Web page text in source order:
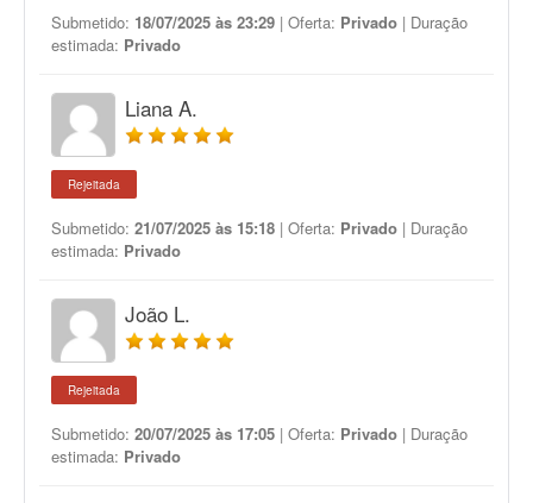
Submetido: 18/07/2025 às 23:29 | Oferta: Privado | Duração
estimada: Privado
Liana A.
Rejeitada
Submetido: 21/07/2025 às 15:18 | Oferta: Privado | Duração
estimada: Privado
João L.
Rejeitada
Submetido: 20/07/2025 às 17:05 | Oferta: Privado | Duração
estimada: Privado